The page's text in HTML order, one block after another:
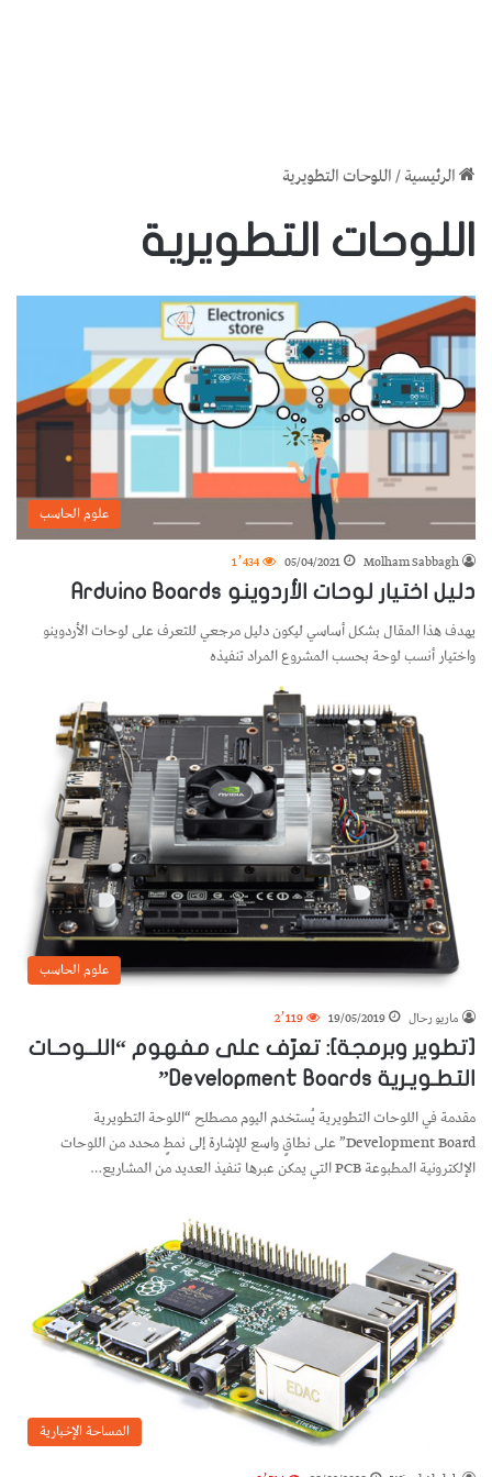
الرئيسية/اللوحات التطويرية
اللوحات التطويرية
علوم الحاسب
Molham Sabbagh
05/04/2021
1٬434
دليل اختيار لوحات الأردوينو Arduino Boards
يهدف هذا المقال بشكل أساسي ليكون دليل مرجعي للتعرف على لوحات الأردوينو
واختيار أنسب لوحة بحسب المشروع المراد تنفيذه
علوم الحاسب
ماريو رحال 19/05/2019
2٬119
[تطوير وبرمجة]: تعرّف على مفهوم “اللــوحـات
التطـويـرية Development Boards”
مقدمة في اللوحات التطويرية يُستخدم اليوم مصطلح “اللوحة التطويرية
Development Board” على نطاقٍ واسع للإشارة إلى نمطٍ محدد من اللوحات
الإلكترونية المطبوعة PCB التي يمكن عبرها تنفيذ العديد من المشاريع…
المساحة الإخبارية